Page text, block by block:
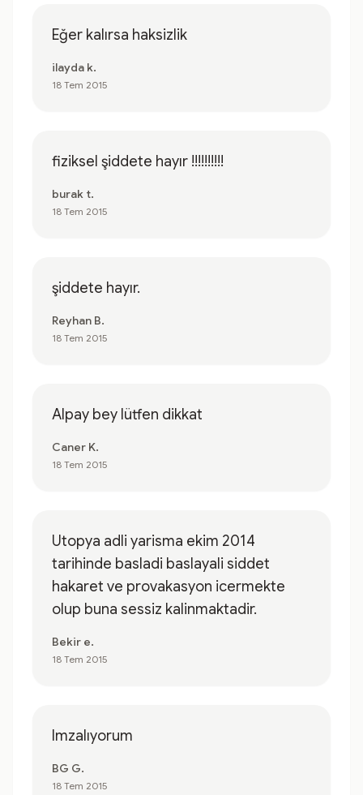
Eğer kalırsa haksizlik
ilayda k.
18 Tem 2015
fiziksel şiddete hayır !!!!!!!!!!
burak t.
18 Tem 2015
şiddete hayır.
Reyhan B.
18 Tem 2015
Alpay bey lütfen dikkat
Caner K.
18 Tem 2015
Utopya adli yarisma ekim 2014
tarihinde basladi baslayali siddet
hakaret ve provakasyon icermekte
olup buna sessiz kalinmaktadir.
Bekir e.
18 Tem 2015
Imzalıyorum
BG G.
18 Tem 2015